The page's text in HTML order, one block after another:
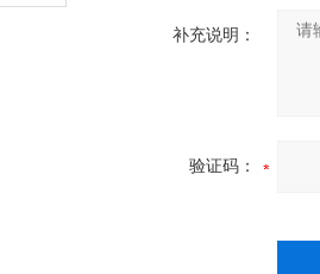
补充说明：
验证码：